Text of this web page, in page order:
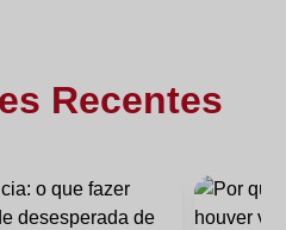
Recentes